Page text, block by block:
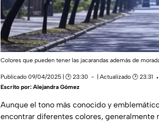
Colores que pueden tener las jacarandas además de
Publicado 09/04/2025 | 🕑 23:30 | Actualizado 🕑 23:31
Escrito por: Alejandra Gómez
Aunque el tono más conocido y
encontrar diferentes colores, generalmente